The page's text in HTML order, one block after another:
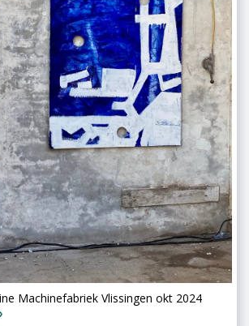
Machinefabriek Vlissingen okt 2024